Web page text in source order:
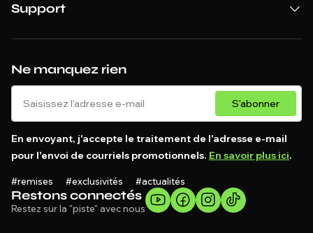
Restons connectés
Restez sur la "piste" avec nous
Ne manquez rien
S'abonner
En envoyant, j'accepte le traitement de l'adresse e-mail
pour l'envoi de courriels promotionnels. En savoir plus ici.
#remises #exclusivités #actualités
Support